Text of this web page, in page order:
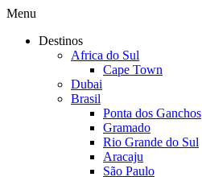
Menu
Destinos
Africa do Sul
Cape Town
Dubai
Brasil
Ponta dos Ganchos
Gramado
Rio Grande do Sul
Aracaju
São Paulo